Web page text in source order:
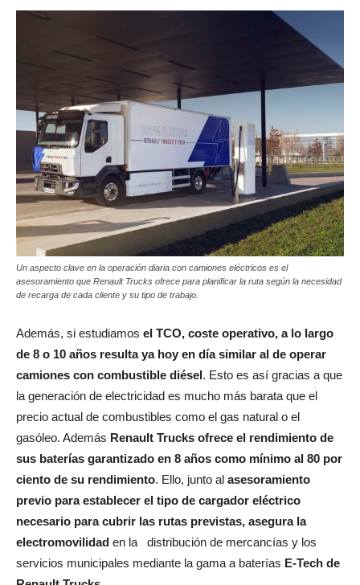
Un aspecto clave en la operación diaria con camiones eléctricos es el
asesoramiento que Renault Trucks ofrece para planificar la ruta según la necesidad
de recarga de cada cliente y su tipo de trabajo.
Además, si estudiamos el TCO, coste operativo, a lo largo
de 8 o 10 años resulta ya hoy en día similar al de operar
camiones con combustible diésel. Esto es así gracias a que
la generación de electricidad es mucho más barata que el
precio actual de combustibles como el gas natural o el
gasóleo. Además Renault Trucks ofrece el rendimiento de
sus baterías garantizado en 8 años como mínimo al 80 por
ciento de su rendimiento. Ello, junto al asesoramiento
previo para establecer el tipo de cargador eléctrico
necesario para cubrir las rutas previstas, asegura la
electromovilidad en la distribución de mercancías y los
servicios municipales mediante la gama a baterías E-Tech de